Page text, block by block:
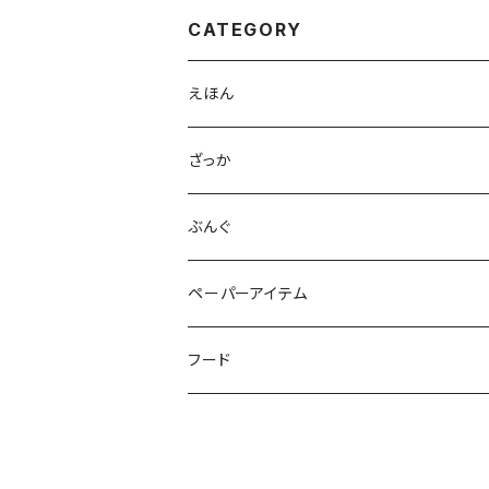
CATEGORY
えほん
ざっか
缶バッジ
ステッカー
ぶんぐ
ペーパーアイテム
ポスター
フード